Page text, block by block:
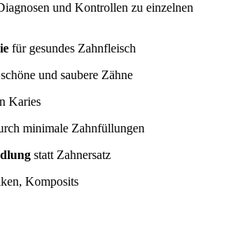
und Kontrollen zu einzelnen
für gesundes Zahnfleisch
und saubere Zähne
Karies
minimale Zahnfüllungen
statt Zahnersatz
Komposits